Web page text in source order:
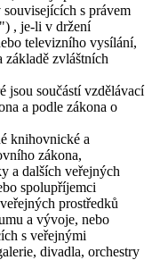
s právem
, je-li v držení
televizního vysílání,
zvláštních
jsou součástí vzdělávací
a podle zákona o
knihovnické a
zákona,
a dalších veřejných
spolupříjemci
prostředků
a vývoje, nebo
s veřejnými
divadla, orchestry